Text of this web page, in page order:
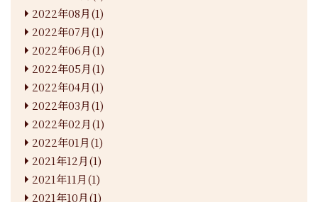
2022年08月(1)
2022年07月(1)
2022年06月(1)
2022年05月(1)
2022年04月(1)
2022年03月(1)
2022年02月(1)
2022年01月(1)
2021年12月(1)
2021年11月(1)
2021年10月(1)